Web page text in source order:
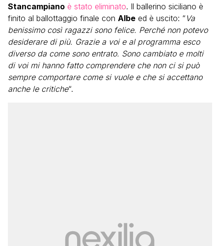
Stancampiano è stato eliminato. Il ballerino siciliano è
finito al ballottaggio finale con Albe ed è uscito: “ Va
benissimo così ragazzi sono felice. Perché non potevo
desiderare di più. Grazie a voi e al programma esco
diverso da come sono entrato. Sono cambiato e molti
di voi mi hanno fatto comprendere che non ci si può
sempre comportare come si vuole e che si accettano
anche le critiche“.